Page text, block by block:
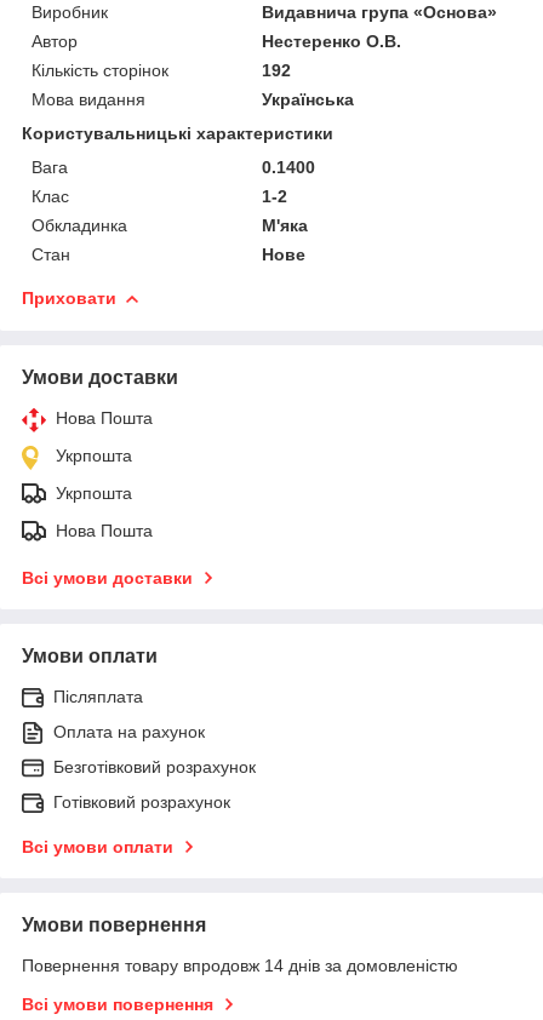
Виробник
Видавнича група «Основа»
Автор
Нестеренко О.В.
Кількість сторінок
192
Мова видання
Українська
Користувальницькі характеристики
Вага
0.1400
Клас
1-2
Обкладинка
М'яка
Стан
Нове
Приховати
Умови доставки
Нова Пошта
Укрпошта
Укрпошта
Нова Пошта
Всі умови доставки
Умови оплати
Післяплата
Оплата на рахунок
Безготівковий розрахунок
Готівковий розрахунок
Всі умови оплати
Умови повернення
Повернення товару впродовж 14 днів за домовленістю
Всі умови повернення